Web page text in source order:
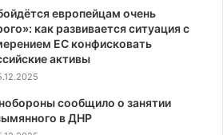
европейцам очень
как развивается ситуация с
ЕС конфисковать
активы
сообщило о занятии
в ДНР